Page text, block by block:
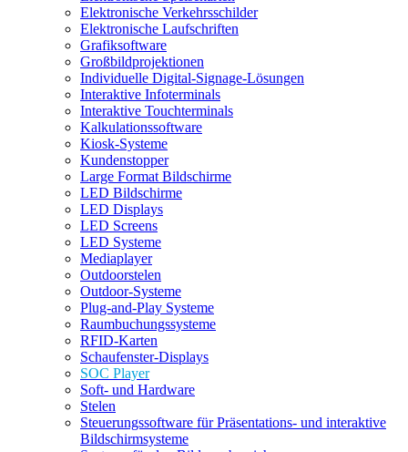
Elektronische Verkehrsschilder
Elektronische Laufschriften
Grafiksoftware
Großbildprojektionen
Individuelle Digital-Signage-Lösungen
Interaktive Infoterminals
Interaktive Touchterminals
Kalkulationssoftware
Kiosk-Systeme
Kundenstopper
Large Format Bildschirme
LED Bildschirme
LED Displays
LED Screens
LED Systeme
Mediaplayer
Outdoorstelen
Outdoor-Systeme
Plug-and-Play Systeme
Raumbuchungssysteme
RFID-Karten
Schaufenster-Displays
SOC Player
Soft- und Hardware
Stelen
Steuerungssoftware für Präsentations- und interaktive
Bildschirmsysteme